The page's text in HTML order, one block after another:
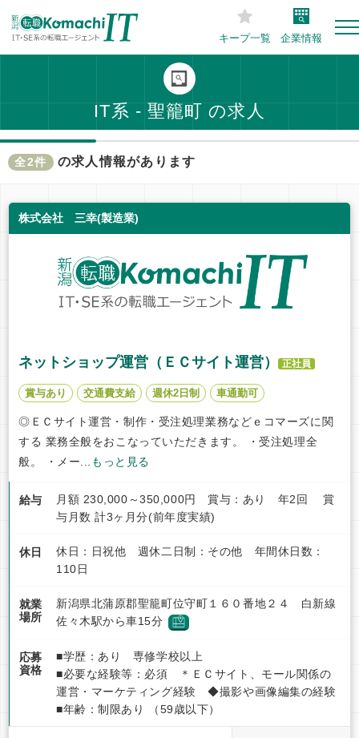
キープ一覧 企業情報
IT系 - 聖籠町 の求人
全2件 の求人情報があります
株式会社 三幸(製造業)
ネットショップ運営（ＥＣサイト運営） 正社員
賞与あり 交通費支給 週休2日制 車通勤可
◎ＥＣサイト運営・制作・受注処理業務などｅコマーズに関
する 業務全般をおこなっていただきます。 ・受注処理全
般。 ・メー... もっと見る
給与
月額 230,000～350,000円 賞与：あり 年2回 賞
与月数 計3ヶ月分(前年度実績)
休日
休日：日祝他 週休二日制：その他 年間休日数：
110日
就業
場所
新潟県北蒲原郡聖籠町位守町１６０番地２４ 白新線
佐々木駅から車15分
応募
資格
■学歴：あり 専修学校以上
■必要な経験等：必須 ＊ＥＣサイト、モール関係の
運営・マーケティング経験 ◆撮影や画像編集の経験
■年齢：制限あり （59歳以下）